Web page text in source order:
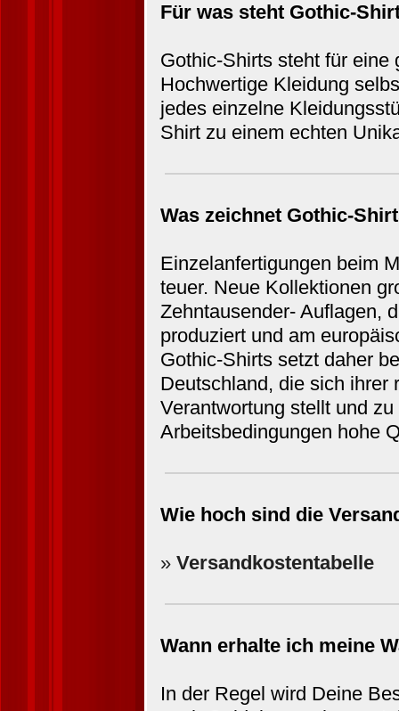
Für was steht Gothic-
Gothic-Shirts steht für eine
Hochwertige Kleidung
jedes einzelne
Shirt zu einem echten
Was zeichnet Gothic-
Einzelanfertigungen beim
teuer. Neue Kollektionen
Zehntausender- Auflagen,
produziert und am
Gothic-Shirts setzt daher
Deutschland, die sich ihrer
Verantwortung stellt und
Arbeitsbedingungen hohe
Wie hoch sind die
» Versandkostentabelle
Wann erhalte ich meine
In der Regel wird Deine